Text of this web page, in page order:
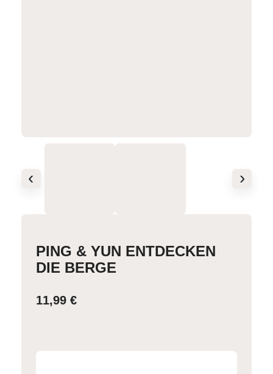
‹ ›
PING & YUN ENTDECKEN
DIE BERGE
11,99 €